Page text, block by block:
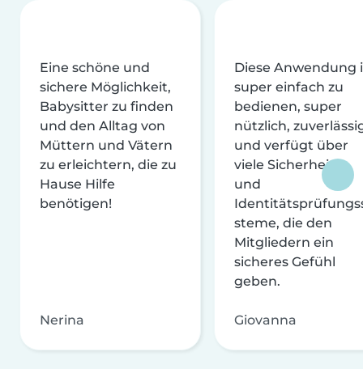
Eine schöne und
sichere Möglichkeit,
Babysitter zu finden
und den Alltag von
Müttern und Vätern
zu erleichtern, die zu
Hause Hilfe
benötigen!
Nerina
Diese Anwendung
super einfach zu
bedienen, super
nützlich,
und verfügt über
viele Sicherheits-
und
steme, die den
Mitgliedern ein
sicheres Gefühl
geben.
Giovanna